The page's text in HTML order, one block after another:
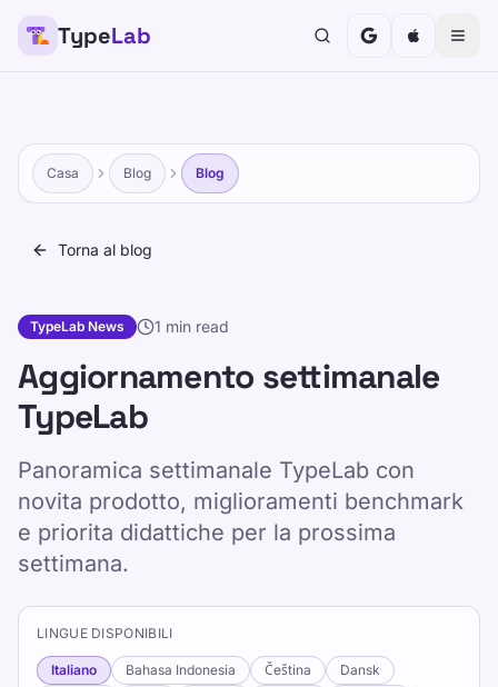
TypeLab
Casa Blog Blog
Torna al blog
TypeLab News 1 min read
Aggiornamento settimanale
TypeLab
Panoramica settimanale TypeLab con
novita prodotto, miglioramenti benchmark
e priorita didattiche per la prossima
settimana.
LINGUE DISPONIBILI
Italiano Bahasa Indonesia Čeština
Dansk